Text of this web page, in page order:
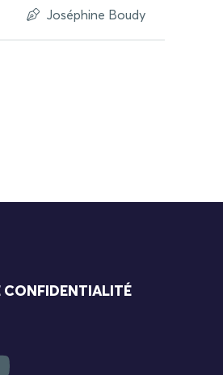
Joséphine Boudy
CONFIDENTIALITÉ